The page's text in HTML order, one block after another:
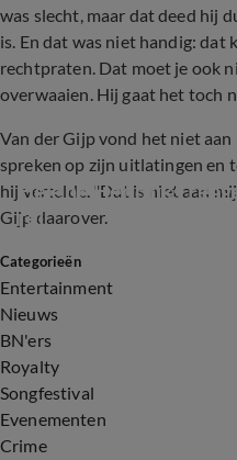
was slecht, maar dat deed hij
is. En dat was niet handig: dat
rechtpraten. Dat moet je ook
overwaaien. Hij gaat het toch
Van der Gijp vond het niet
spreken op zijn uitlatingen en
hij vertelde. "Dat is niet aan
Gijp daarover.
0:24
Helene Hendriks
rel
Categorieën
Entertainment
Nieuws
BN'ers
Royalty
Songfestival
Evenementen
Crime